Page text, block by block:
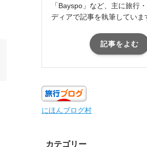
「Bayspo」など、主に旅行
ディアで記事を執筆していま
記事をよむ
にほんブログ村
カテゴリー